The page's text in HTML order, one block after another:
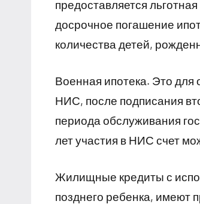
предоставляется
досрочное погашение
количества детей,
Военная ипотека. Это
НИС, после подписания
периода обслуживания
лет участия в НИС счет
Жилищные кредиты с
позднего ребенка, имеют